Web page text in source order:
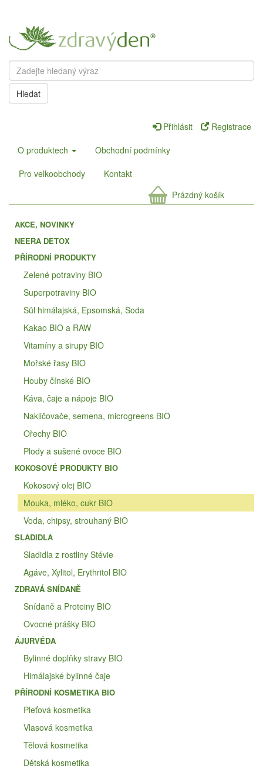
Hledat
Přihlásit
Registrace
O produktech
Obchodní podmínky
Pro velkoobchody
Kontakt
Prázdný košík
AKCE, NOVINKY
NEERA DETOX
PŘÍRODNÍ PRODUKTY
Zelené potraviny BIO
Superpotraviny BIO
Sůl himálajská, Epsomská, Soda
Kakao BIO a RAW
Vitamíny a sirupy BIO
Mořské řasy BIO
Houby čínské BIO
Káva, čaje a nápoje BIO
Nakličovače, semena, microgreens BIO
Ořechy BIO
Plody a sušené ovoce BIO
KOKOSOVÉ PRODUKTY BIO
Kokosový olej BIO
Mouka, mléko, cukr BIO
Voda, chipsy, strouhaný BIO
SLADIDLA
Sladidla z rostliny Stévie
Agáve, Xylitol, Erythritol BIO
ZDRAVÁ SNÍDANĚ
Snídaně a Proteiny BIO
Ovocné prášky BIO
ÁJURVÉDA
Bylinné doplňky stravy BIO
Himálajské bylinné čaje
PŘÍRODNÍ KOSMETIKA BIO
Pleťová kosmetika
Vlasová kosmetika
Tělová kosmetika
Dětská kosmetika